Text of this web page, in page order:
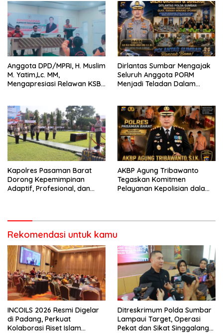
Anggota DPD/MPRI, H. Muslim
M. Yatim,Lc. MM,
Mengapresiasi Relawan KSB
Bencana
Dirlantas Sumbar Mengajak
Seluruh Anggota PORM
Menjadi Teladan Dalam
Perlengkapan Keselamatan
Berkendara
Kapolres Pasaman Barat
Dorong Kepemimpinan
Adaptif, Profesional, dan
AKBP Agung Tribawanto
Tegaskan Komitmen
Pelayanan Kepolisian dalam
Rekomendasi untuk kamu
INCOILS 2026 Resmi Digelar
di Padang, Perkuat
Kolaborasi Riset Islam
Ditreskrimum Polda Sumbar
Lampaui Target, Operasi
Pekat dan Sikat Singgalang